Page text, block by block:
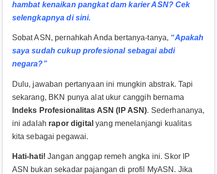
hambat kenaikan pangkat dam karier ASN? Cek
selengkapnya di sini.
Sobat ASN, pernahkah Anda bertanya-tanya, “Apakah
saya sudah cukup profesional sebagai abdi
negara?”
Dulu, jawaban pertanyaan ini mungkin abstrak. Tapi
sekarang, BKN punya alat ukur canggih bernama
Indeks Profesionalitas ASN (IP ASN). Sederhananya,
ini adalah rapor digital yang menelanjangi kualitas
kita sebagai pegawai.
Hati-hati! Jangan anggap remeh angka ini. Skor IP
ASN bukan sekadar pajangan di profil MyASN. Jika